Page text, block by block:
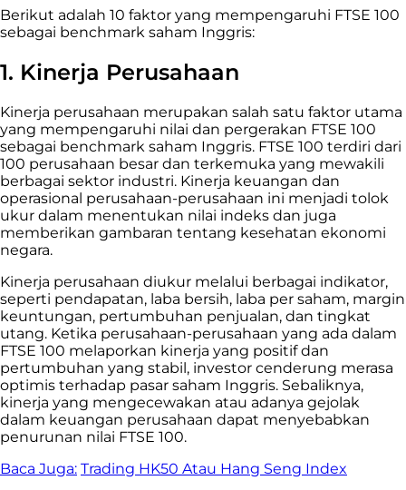
Berikut adalah 10 faktor yang mempengaruhi FTSE 100
sebagai benchmark saham Inggris:
1. Kinerja Perusahaan
Kinerja perusahaan merupakan salah satu faktor utama
yang mempengaruhi nilai dan pergerakan FTSE 100
sebagai benchmark saham Inggris. FTSE 100 terdiri dari
100 perusahaan besar dan terkemuka yang mewakili
berbagai sektor industri. Kinerja keuangan dan
operasional perusahaan-perusahaan ini menjadi tolok
ukur dalam menentukan nilai indeks dan juga
memberikan gambaran tentang kesehatan ekonomi
negara.
Kinerja perusahaan diukur melalui berbagai indikator,
seperti pendapatan, laba bersih, laba per saham, margin
keuntungan, pertumbuhan penjualan, dan tingkat
utang. Ketika perusahaan-perusahaan yang ada dalam
FTSE 100 melaporkan kinerja yang positif dan
pertumbuhan yang stabil, investor cenderung merasa
optimis terhadap pasar saham Inggris. Sebaliknya,
kinerja yang mengecewakan atau adanya gejolak
dalam keuangan perusahaan dapat menyebabkan
penurunan nilai FTSE 100.
Baca Juga: Trading HK50 Atau Hang Seng Index